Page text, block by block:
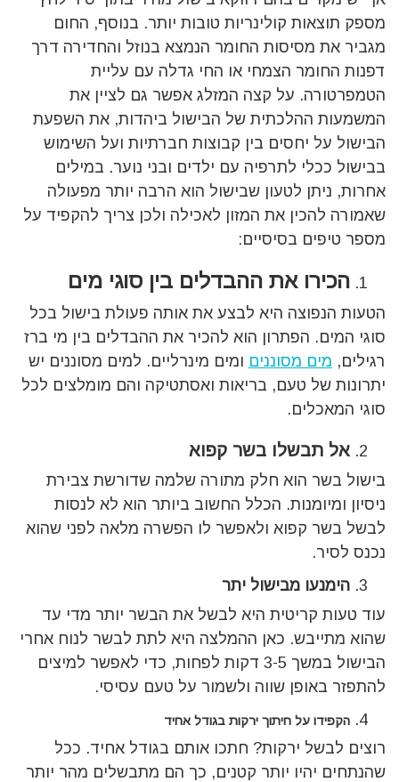
מספק תוצאות קולינריות טובות יותר. בנוסף, החום
מגביר את מסיסות החומר הנמצא בנוזל והחדירה דרך
דפנות החומר הצמחי או החי גדלה עם עליית
הטמפרטורה. על קצה המזלג אפשר גם לציין את
המשמעות ההלכתית של הבישול ביהדות, את השפעת
הבישול על יחסים בין קבוצות חברתיות ועל השימוש
בבישול ככלי לתרפיה עם ילדים ובני נוער. במילים
אחרות, ניתן לטעון שבישול הוא הרבה יותר מפעולה
שאמורה להכין את המזון לאכילה ולכן צריך להקפיד על
מספר טיפים בסיסיים:
הכירו את ההבדלים בין סוגי מים
הטעות הנפוצה היא לבצע את אותה פעולת בישול בכל
סוגי המים. הפתרון הוא להכיר את ההבדלים בין מי ברז
רגילים, מים מסוננים ומים מינרליים. למים מסוננים יש
יתרונות של טעם, בריאות ואסתטיקה והם מומלצים לכל
סוגי המאכלים.
אל תבשלו בשר קפוא
בישול בשר הוא חלק מתורה שלמה שדורשת צבירת
ניסיון ומיומנות. הכלל החשוב ביותר הוא לא לנסות
לבשל בשר קפוא ולאפשר לו הפשרה מלאה לפני שהוא
נכנס לסיר.
הימנעו מבישול יתר
עוד טעות קריטית היא לבשל את הבשר יותר מדי עד
שהוא מתייבש. כאן ההמלצה היא לתת לבשר לנוח אחרי
הבישול במשך 3-5 דקות לפחות, כדי לאפשר למיצים
להתפזר באופן שווה ולשמור על טעם עסיסי.
הקפידו על חיתוך ירקות בגודל אחיד
רוצים לבשל ירקות? חתכו אותם בגודל אחיד. ככל
שהנתחים יהיו יותר קטנים, כך הם מתבשלים מהר יותר